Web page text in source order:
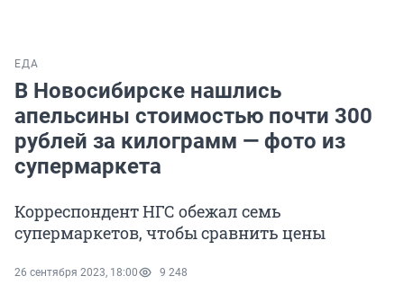
ЕДА
В Новосибирске нашлись
апельсины стоимостью почти 300
рублей за килограмм — фото из
супермаркета
Корреспондент НГС обежал семь
супермаркетов, чтобы сравнить цены
26 сентября 2023, 18:00 9 248